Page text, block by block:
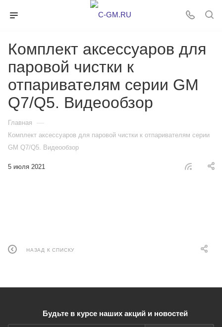
Комплект аксессуаров для
паровой чистки к
отпаривателям серии GM
Q7/Q5. Видеообзор
Главная —
Комплект аксессуаров для паровой чистки к отпаривателям серии
GM Q7/Q5. Видеообзор
5 июля 2021
НАЗАД К СПИСКУ
Будьте в курсе наших акций и новостей